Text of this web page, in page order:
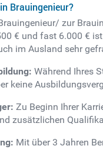
Brauingenieur?
zur
€ und fast 6.000 €
im Ausland sehr
Während Ihres
keine
Zu Beginn Ihrer
zusätzlichen
Mit über 3 Jahren